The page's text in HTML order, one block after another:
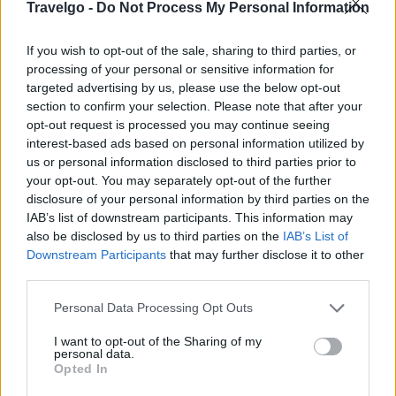
Travelgo - Do Not Process My Personal Information
If you wish to opt-out of the sale, sharing to third parties, or
processing of your personal or sensitive information for
targeted advertising by us, please use the below opt-out
section to confirm your selection. Please note that after your
opt-out request is processed you may continue seeing
interest-based ads based on personal information utilized by
us or personal information disclosed to third parties prior to
your opt-out. You may separately opt-out of the further
disclosure of your personal information by third parties on the
IAB’s list of downstream participants. This information may
also be disclosed by us to third parties on the IAB’s List of
Downstream Participants that may further disclose it to other
Please note that this website/app uses one or more Google
not limited to your visit or usage behaviour. You may click to
grant or deny consent to Google and its third-party tags to
use your data for below specified purposes in below Google
Personal Data Processing Opt Outs
I want to opt-out of the Sharing of my
personal data.
Opted In
Lonely Planet: Αυτοί είναι οι 10 καλύτεροι
Όπως πάντα, όμως, τοLonely Planet, το οποίο είναι
γνωστό ως σημείο αναφοράς για τους «ψαγμένους»
ταξιδιώτες, κάνει τη διαφορά και βάζει στο κάδρο την
πανέμορφηΧαλκιδική.